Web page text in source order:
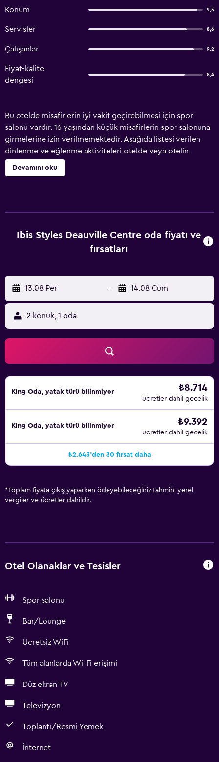
Konum 9,5
Servisler 8,6
Çalışanlar 9,2
Fiyat-kalite
dengesi
8,4
Bu otelde misafirlerin iyi vakit geçirebilmesi için spor
salonu vardır. 16 yaşından küçük misafirlerin spor salonuna
girmelerine izin verilmemektedir. Aşağıda listesi verilen
dinlenme ve eğlenme aktiviteleri otelde veya otelin
yakınındadır; bu aktiviteler ücretli olabilir.
Devamını oku
Ibis Styles Deauville Centre oda fiyatı ve
fırsatları
13.08 Per - 14.08 Cum
2 konuk, 1 oda
King Oda, yatak türü bilinmiyor ₺8.714
ücretler dahil gecelik
King Oda, yatak türü bilinmiyor ₺9.392
ücretler dahil gecelik
₺2.643'den 30 fırsat daha
*Toplam fiyata çıkış yaparken ödeyebileceğiniz tahmini yerel
vergiler ve ücretler dahildir.
Otel Olanaklar ve Tesisler
Spor salonu
Bar/Lounge
Ücretsiz WiFi
Tüm alanlarda Wi-Fi erişimi
Düz ekran TV
Televizyon
Toplantı/Resmi Yemek
İnternet